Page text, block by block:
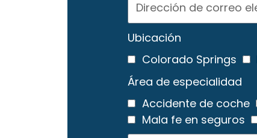
Ubicación
Colorado Springs
Área de especialidad
Accidente de coche
Mala fe en seguros